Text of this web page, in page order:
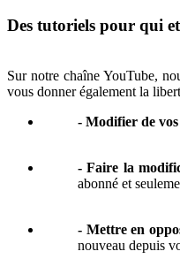
Des tutoriels pour qui
Sur notre chaîne YouTube,
vous donner également la
- Modifier de vos
- Faire la
abonné et
- Mettre en
nouveau depuis